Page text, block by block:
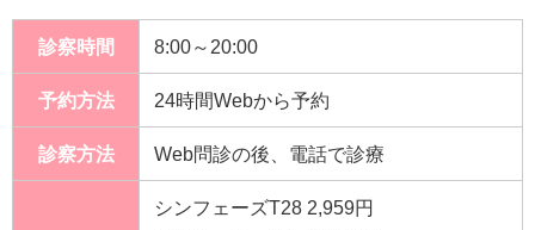
診察時間 8:00～20:00
予約方法 24時間Webから予約
診察方法 Web問診の後、電話で診療
シンフェーズT28 2,959円